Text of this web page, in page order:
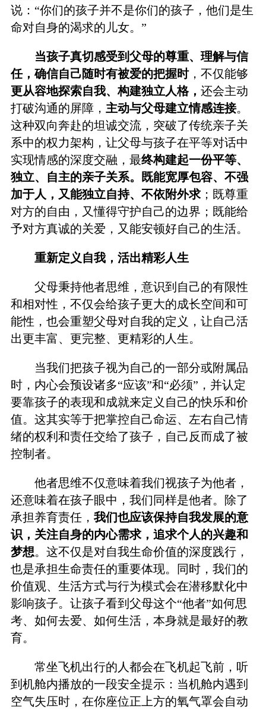
说：“你们的孩子并不是你们的孩子，他们是生
命对自身的渴求的儿女。”
当孩子真切感受到父母的尊重、理解与信
任，确信自己随时有被爱的把握时，不仅能够
更从容地探索自我、构建独立人格， 还会主动
打破沟通的屏障， 主动与父母建立情感连接。
这种双向奔赴的坦诚交流，突破了传统亲子关
系中的权力架构，让父母与孩子在平等对话中
实现情感的深度交融，最终构建起一份平等、
独立、自主的亲子关系。既能宽厚包容、不强
加于人，又能独立自持、不依附外求；既尊重
对方的自由，又懂得守护自己的边界；既能给
予对方真诚的关爱，又能安顿好自己的生活。
重新定义自我，活出精彩人生
父母秉持他者思维，意识到自己的有限性
和相对性，不仅会给孩子更大的成长空间和可
能性，也会重塑父母对自我的定义，让自己活
出更丰富、更完整、更精彩的人生。
当我们把孩子视为自己的一部分或附属品
时，内心会预设诸多“应该”和“必须”，并认定
要靠孩子的表现和成就来定义自己的快乐和价
值。这其实等于把掌控自己命运、左右自己情
绪的权利和责任交给了孩子，自己反而成了被
控制者。
他者思维不仅意味着我们视孩子为他者，
还意味着在孩子眼中，我们同样是他者。除了
承担养育责任， 我们也应该保持自我发展的意
识，关注自身的内心需求，追求个人的兴趣和
梦想。这不仅是对自我生命价值的深度践行，
也是承担生命责任的重要体现。同时，我们的
价值观、生活方式与行为模式会在潜移默化中
影响孩子。让孩子看到父母这个“他者”如何思
考、如何去爱、如何生活，本身就是最好的教
育。
常坐飞机出行的人都会在飞机起飞前，听
到机舱内播放的一段安全提示：当机舱内遇到
空气失压时，在你座位正上方的氧气罩会自动